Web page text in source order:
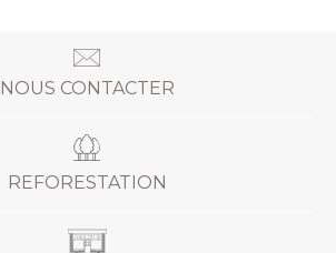
NOUS CONTACTER
REFORESTATION